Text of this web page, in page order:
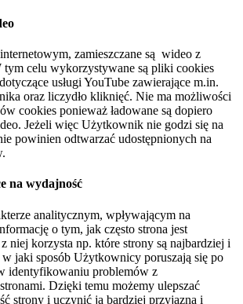
zamieszczane są wideo z
tym celu wykorzystywane są pliki cookies
usługi YouTube zawierające m.in.
oraz liczydło kliknięć. Nie ma możliwości
cookies ponieważ ładowane są dopiero
Jeżeli więc Użytkownik nie godzi się na
powinien odtwarzać udostępnionych na
na wydajność
analitycznym, wpływającym na
o tym, jak często strona jest
niej korzysta np. które strony są najbardziej i
jaki sposób Użytkownicy poruszają się po
identyfikowaniu problemów z
Dzięki temu możemy ulepszać
strony i uczynić ją bardziej przyjazną i